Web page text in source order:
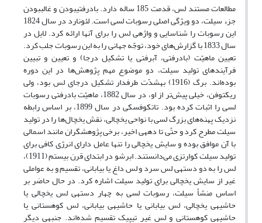
مطالعات مستند لس، قدمت 185 ساله دارد. بادرفتی‎بودن و غالب‎بودن
جزء سیلت، دو ویژگی اصلی رسوبات لسی است. لئونارد در سال 1824
این رسوبات را شناسایی و واژه‎ی لس را برای آنها ارائه کرد. لایل در
سال 1833 با گزارش‌های خود، توجّه جهانی را به این رسوبات جلب کرد.
تعیین ماهیّت (بادرفتی، آبرفتی یا تشکیل درجا) و تعیین و تبیین
فرآیند‌های تولید سیلت، دو موضوع مهم پژوهش‌ها در این دوره
بوده‌اند. برگ (1916) به‎شدّت طرفدار تشکیل درجای لس بود، ولی
ریکتوفن، خیلی پیش‌تر از او، در سال 1882، ماهیّت بادرفتی رسوبات
لسی را اثبات کرده بود. تاتکوفسکی در سال 1899، بر اساس رابطه
نزدیک پهنه‌های بزرگ لسی با نواحی یخچالی، نقش یخچال‌ها را در تولید
سیلت مطرح کرد و حتّی تا دهه‎ی اخیر، برخی پژوهشگران مانند اسمالی
با آن موافق بوده و سایش یخچالی را تنها عامل دارای انرژی کافی برای
تولید سیلت کوارتزی می‌دانستند. ابرشو در ابتدای قرن بیستم (1911)،
لس را به دو دسته‎ی لس سرد و لس داغ یا بیابانی، تقسیم و به عواملی
غیر از سایش یخچالی برای تولید سیلت اشاره کرد. در حال حاضر بر
اساس منشأ سیلت، رسوبات لسی به چهار دسته‎ی لس یخچالی یا
حاشیه‎ی یخچالی، لس بیابانی یا حاشیه‎ی بیابانی، لس کوهستانی یا
حاشیه‎ی کوهستانی و لس غیر تیپیک تقسیم شده‌اند. جنبه‎ی دیگر